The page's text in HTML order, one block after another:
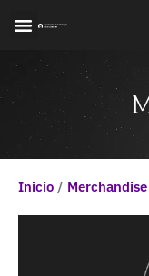
Inicio / Merchandise